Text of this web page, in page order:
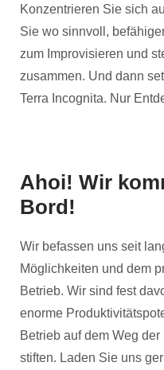
Konzentrieren Sie sich
Sie wo sinnvoll,
zum Improvisieren und
zusammen. Und dann
Terra Incognita. Nur
Ahoi! Wir
Bord!
Wir befassen uns seit
Möglichkeiten und dem
Betrieb. Wir sind fest
enorme
Betrieb auf dem Weg
stiften. Laden Sie uns